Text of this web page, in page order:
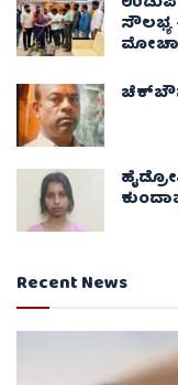
ಸೌಲಭ್ಯ
Recent News